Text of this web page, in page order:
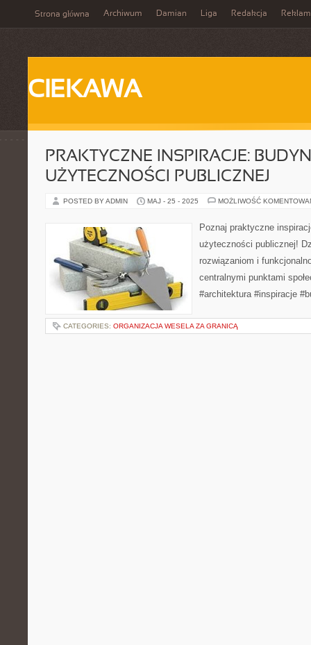
Strona główna Archiwum Damian Liga Redakcja
CIEKAWA
PRAKTYCZNE INSPIRACJE:
UŻYTECZNOŚCI PUBLICZNEJ
POSTED BY ADMIN MAJ - 25 - 2025 MOŻLIWOŚĆ
Poznaj praktyczne
użyteczności publicznej!
rozwiązaniom i
centralnymi punktami
#architektura #inspiracje
CATEGORIES: ORGANIZACJA WESELA ZA GRANICĄ